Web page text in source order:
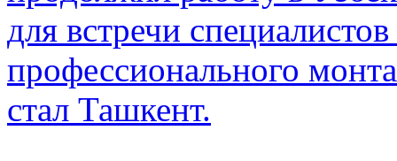
для встречи
профессионального
стал Ташкент.